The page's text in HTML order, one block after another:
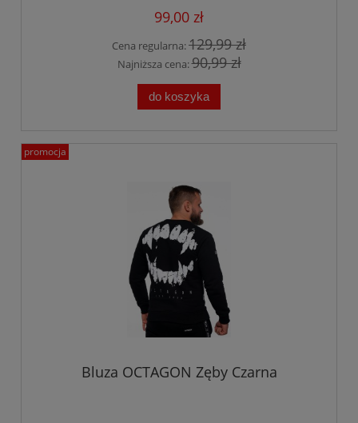
99,00 zł
Cena regularna:129,99 zł
Najniższa cena:90,99 zł
do koszyka
Bluza OCTAGON Zęby Czarna
promocja